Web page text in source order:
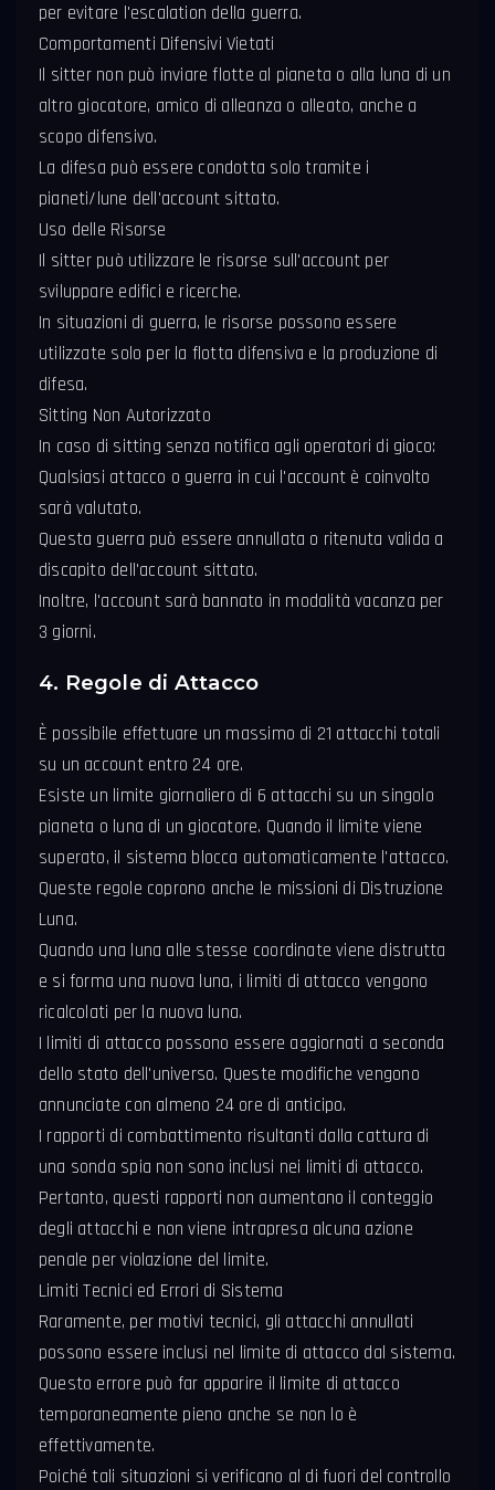
per evitare l'escalation della guerra.
Comportamenti Difensivi Vietati
Il sitter non può inviare flotte al pianeta o alla luna di un
altro giocatore, amico di alleanza o alleato, anche a
scopo difensivo.
La difesa può essere condotta solo tramite i
pianeti/lune dell'account sittato.
Uso delle Risorse
Il sitter può utilizzare le risorse sull'account per
sviluppare edifici e ricerche.
In situazioni di guerra, le risorse possono essere
utilizzate solo per la flotta difensiva e la produzione di
difesa.
Sitting Non Autorizzato
In caso di sitting senza notifica agli operatori di gioco:
Qualsiasi attacco o guerra in cui l'account è coinvolto
sarà valutato.
Questa guerra può essere annullata o ritenuta valida a
discapito dell'account sittato.
Inoltre, l'account sarà bannato in modalità vacanza per
3 giorni.
4. Regole di Attacco
È possibile effettuare un massimo di 21 attacchi totali
su un account entro 24 ore.
Esiste un limite giornaliero di 6 attacchi su un singolo
pianeta o luna di un giocatore. Quando il limite viene
superato, il sistema blocca automaticamente l'attacco.
Queste regole coprono anche le missioni di Distruzione
Luna.
Quando una luna alle stesse coordinate viene distrutta
e si forma una nuova luna, i limiti di attacco vengono
ricalcolati per la nuova luna.
I limiti di attacco possono essere aggiornati a seconda
dello stato dell'universo. Queste modifiche vengono
annunciate con almeno 24 ore di anticipo.
I rapporti di combattimento risultanti dalla cattura di
una sonda spia non sono inclusi nei limiti di attacco.
Pertanto, questi rapporti non aumentano il conteggio
degli attacchi e non viene intrapresa alcuna azione
penale per violazione del limite.
Limiti Tecnici ed Errori di Sistema
Raramente, per motivi tecnici, gli attacchi annullati
possono essere inclusi nel limite di attacco dal sistema.
Questo errore può far apparire il limite di attacco
temporaneamente pieno anche se non lo è
effettivamente.
Poiché tali situazioni si verificano al di fuori del controllo